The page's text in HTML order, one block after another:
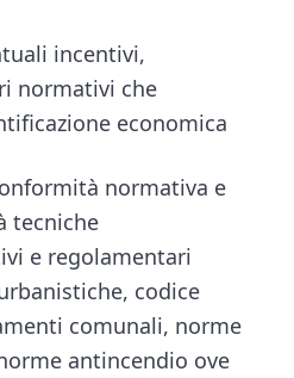
incentivi,
normativi che
economica
normativa e
tecniche
e regolamentari
codice
comunali, norme
antincendio ove